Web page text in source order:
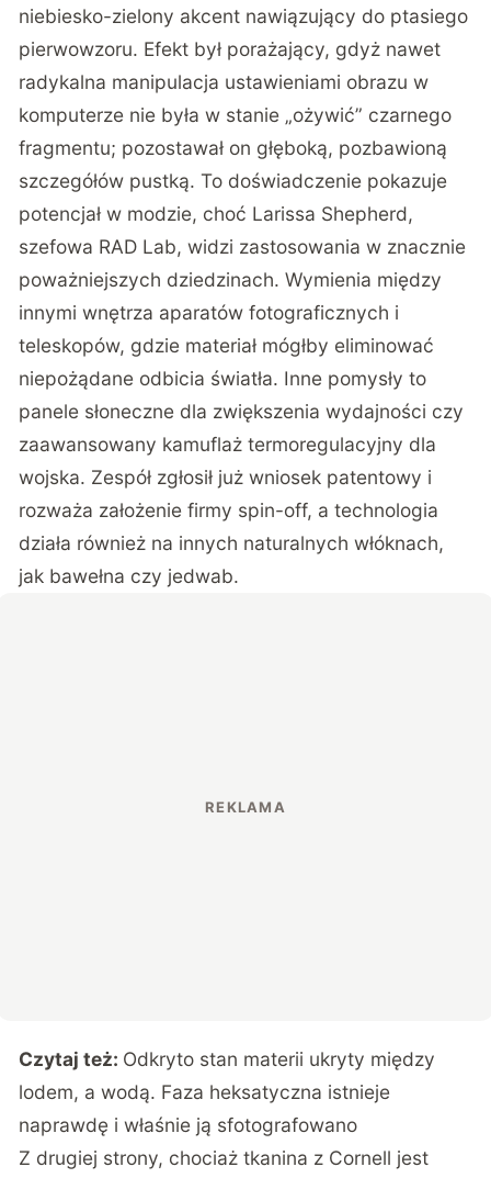
niebiesko-zielony akcent nawiązujący do ptasiego
pierwowzoru. Efekt był porażający, gdyż nawet
radykalna manipulacja ustawieniami obrazu w
komputerze nie była w stanie „ożywić” czarnego
fragmentu; pozostawał on głęboką, pozbawioną
szczegółów pustką. To doświadczenie pokazuje
potencjał w modzie, choć Larissa Shepherd,
szefowa RAD Lab, widzi zastosowania w znacznie
poważniejszych dziedzinach. Wymienia między
innymi wnętrza aparatów fotograficznych i
teleskopów, gdzie materiał mógłby eliminować
niepożądane odbicia światła. Inne pomysły to
panele słoneczne dla zwiększenia wydajności czy
zaawansowany kamuflaż termoregulacyjny dla
wojska. Zespół zgłosił już wniosek patentowy i
rozważa założenie firmy spin-off, a technologia
działa również na innych naturalnych włóknach,
jak bawełna czy jedwab.
Czytaj też: Odkryto stan materii ukryty między
lodem, a wodą. Faza heksatyczna istnieje
naprawdę i właśnie ją sfotografowano
Z drugiej strony, chociaż tkanina z Cornell jest